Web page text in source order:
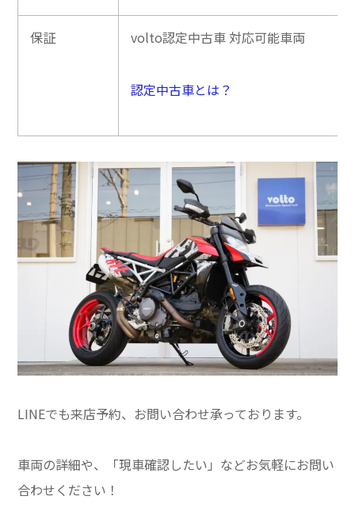
保証 volto認定中古車 対応可能車両
認定中古車とは？
LINEでも来店予約、お問い合わせ承っております。
車両の詳細や、「現車確認したい」などお気軽にお問い
合わせください！